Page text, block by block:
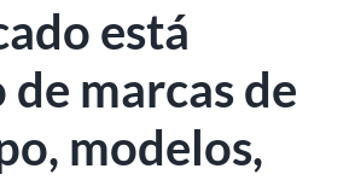
está
marcas de
modelos,